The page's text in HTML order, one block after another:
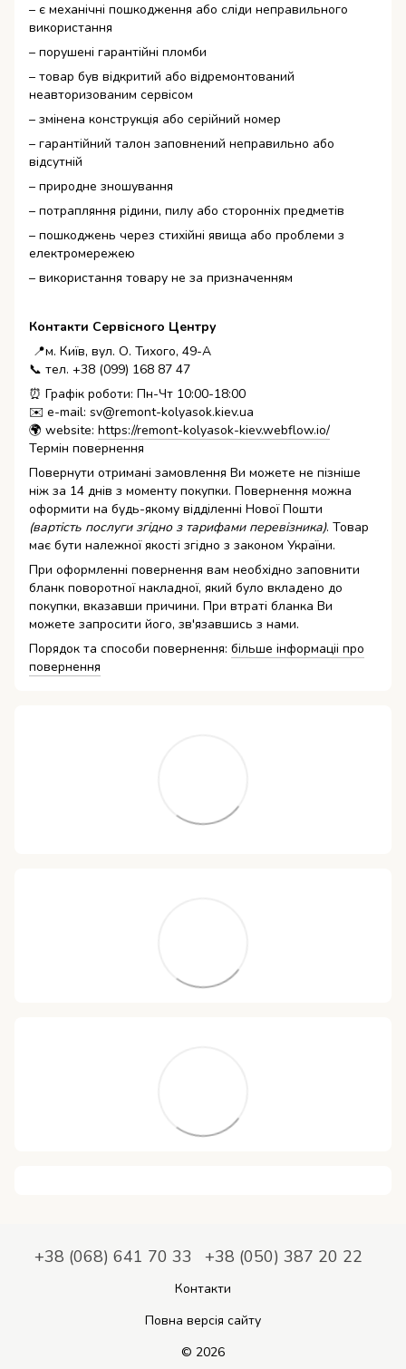
– є механічні пошкодження або сліди неправильного
використання
– порушені гарантійні пломби
– товар був відкритий або відремонтований
неавторизованим сервісом
– змінена конструкція або серійний номер
– гарантійний талон заповнений неправильно або
відсутній
– природне зношування
– потрапляння рідини, пилу або сторонніх предметів
– пошкоджень через стихійні явища або проблеми з
електромережею
– використання товару не за призначенням
Контакти Сервісного Центру
📍м. Київ, вул. О. Тихого, 49-А
📞 тел. +38 (099) 168 87 47
⏰ Графік роботи: Пн-Чт 10:00-18:00
✉️ e-mail: sv@remont-kolyasok.kiev.ua
🌍 website: https://remont-kolyasok-kiev.webflow.io/
Термін повернення
Повернути отримані замовлення Ви можете не пізніше
ніж за 14 днів з моменту покупки. Повернення можна
оформити на будь-якому відділенні Нової Пошти
(вартість послуги згідно з тарифами перевізника). Товар
має бути належної якості згідно з законом України.
При оформленні повернення вам необхідно заповнити
бланк поворотної накладної, який було вкладено до
покупки, вказавши причини. При втраті бланка Ви
можете запросити його, зв'язавшись з нами.
Порядок та способи повернення: більше інформаціі про
повернення
+38 (068) 641 70 33 +38 (050) 387 20 22
Контакти
Повна версія сайту
© 2026